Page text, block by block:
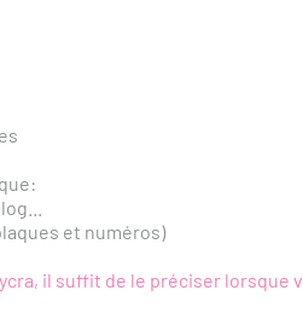
et numéros)
il suffit de le préciser lorsque